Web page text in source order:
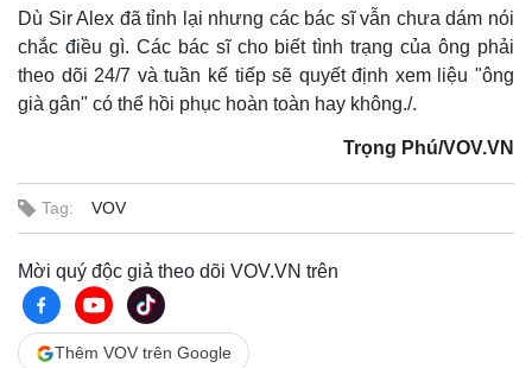
Dù Sir Alex đã tỉnh lại nhưng các bác sĩ vẫn chưa dám nói
chắc điều gì. Các bác sĩ cho biết tình trạng của ông phải
theo dõi 24/7 và tuần kế tiếp sẽ quyết định xem liệu "ông
già gân" có thể hồi phục hoàn toàn hay không./.
Trọng Phú/VOV.VN
Tag: VOV
Mời quý độc giả theo dõi VOV.VN trên
Thêm VOV trên Google